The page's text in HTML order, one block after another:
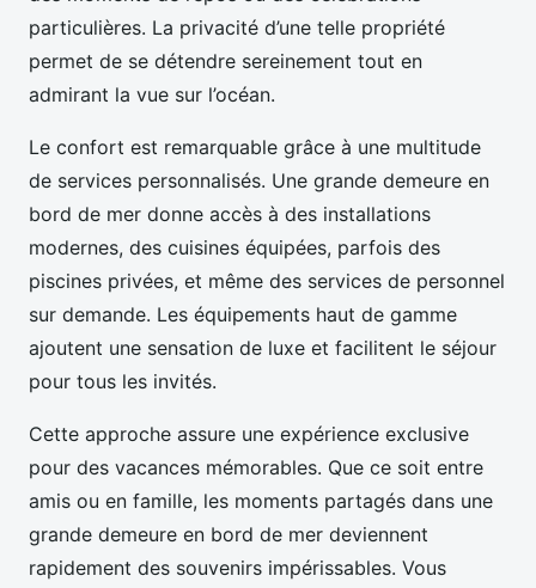
particulières. La privacité d’une telle propriété
permet de se détendre sereinement tout en
admirant la vue sur l’océan.
Le confort est remarquable grâce à une multitude
de services personnalisés. Une grande demeure en
bord de mer donne accès à des installations
modernes, des cuisines équipées, parfois des
piscines privées, et même des services de personnel
sur demande. Les équipements haut de gamme
ajoutent une sensation de luxe et facilitent le séjour
pour tous les invités.
Cette approche assure une expérience exclusive
pour des vacances mémorables. Que ce soit entre
amis ou en famille, les moments partagés dans une
grande demeure en bord de mer deviennent
rapidement des souvenirs impérissables. Vous